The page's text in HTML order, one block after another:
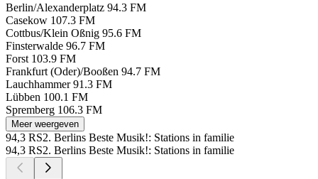
Berlin/Alexanderplatz 94.3 FM
Casekow 107.3 FM
Cottbus/Klein Oßnig 95.6 FM
Finsterwalde 96.7 FM
Forst 103.9 FM
Frankfurt (Oder)/Booßen 94.7 FM
Lauchhammer 91.3 FM
Lübben 100.1 FM
Spremberg 106.3 FM
Meer weergeven
94,3 RS2. Berlins Beste Musik!: Stations in familie
94,3 RS2. Berlins Beste Musik!: Stations in familie